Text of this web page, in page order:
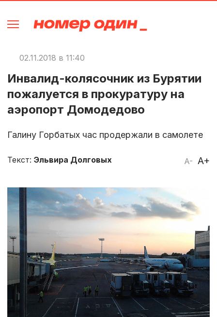
02.11.2018 в 11:40
Инвалид-колясочник из Бурятии
пожалуется в прокуратуру на
аэропорт Домодедово
Галину Горбатых час продержали в самолете
A- A+
Текст: Эльвира Долговых